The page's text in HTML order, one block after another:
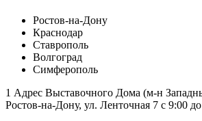
Ростов-на-Дону
Краснодар
Ставрополь
Волгоград
Симферополь
1 Адрес Выставочного Дома (м-н
Ростов-на-Дону, ул. Ленточная 7 с 9:00